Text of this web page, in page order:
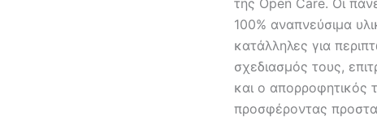
της Open Care. Οι
100% αναπνεύσιμα
κατάλληλες για
σχεδιασμός τους,
και ο απορροφητικός
προσφέροντας